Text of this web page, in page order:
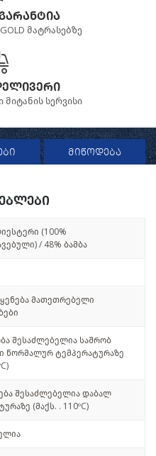
მატრასებზე
სერვისი
მიწოდება
(100%
/ 48% ბამბა
მათეთრებელი
შესაძლებელია საშრობ
ნორმალურ ტემპერატურაზე
შესაძლებელია დაბალ
(მაქს. . 110ºC)